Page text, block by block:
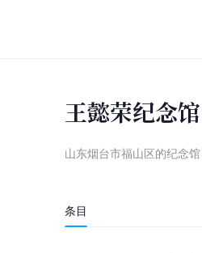
王懿荣纪念馆
山东烟台市福山区的纪念馆
条目